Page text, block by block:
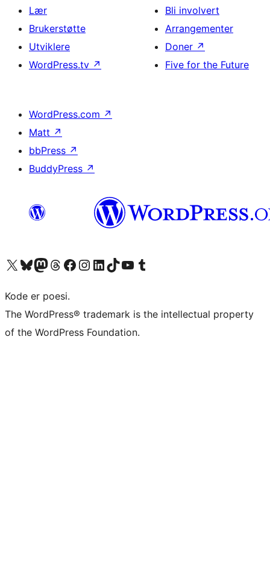
Lær
Brukerstøtte
Utviklere
WordPress.tv ↗
Bli involvert
Arrangementer
Doner ↗
Five for the Future
WordPress.com ↗
Matt ↗
bbPress ↗
BuddyPress ↗
Besøk vår konto på X Visit our Bluesky account
Besøk vår Mastodon-konto
Visit our Threads account
Besøk vår Facebook-sideBesøk vår Instagram-konto
Besøk vår LinkedIn-konto
Visit our TikTok account
Visit our YouTube channel
Visit our Tumblr account
Kode er poesi.
The WordPress® trademark is the intellectual property
of the WordPress Foundation.